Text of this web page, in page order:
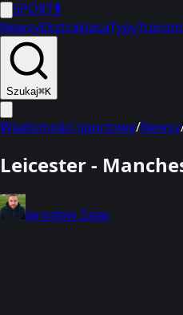
SPORT1
NewsyEkstraklasaTypy
Szukaj⌘K
Wiadomości sportowe/Newsy
Leicester -
Jarosław Zając